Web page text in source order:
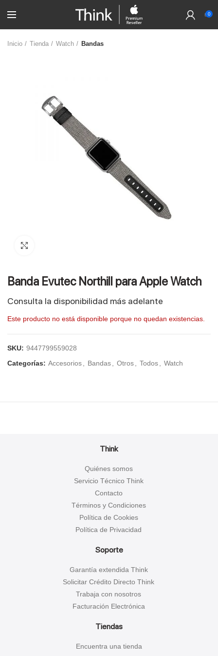
0
Inicio Tienda Watch Bandas
Banda Evutec Northill para Apple Watch
Consulta la disponibilidad más adelante
Este producto no está disponible porque no quedan existencias.
SKU: 9447799559028
Categorías: Accesorios Bandas Otros Todos Watch
Think
Quiénes somos
Servicio Técnico Think
Contacto
Términos y Condiciones
Política de Cookies
Política de Privacidad
Soporte
Garantía extendida Think
Solicitar Crédito Directo Think
Trabaja con nosotros
Facturación Electrónica
Tiendas
Encuentra una tienda